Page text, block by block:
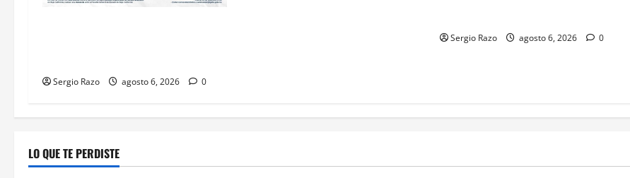
Sergio Razo agosto 6, 2026 0
Sergio Razo agosto 6, 2026 0
LO QUE TE PERDISTE